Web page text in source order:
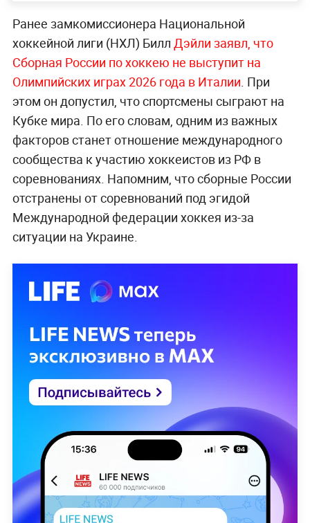
Ранее замкомиссионера Национальной
хоккейной лиги (НХЛ) Билл Дэйли заявл, что
Сборная России по хоккею не выступит на
Олимпийских играх 2026 года в Италии . При
этом он допустил, что спортсмены сыграют на
Кубке мира. По его словам, одним из важных
факторов станет отношение международного
сообщества к участию хоккеистов из РФ в
соревнованиях. Напомним, что сборные России
отстранены от соревнований под эгидой
Международной федерации хоккея из-за
ситуации на Украине.